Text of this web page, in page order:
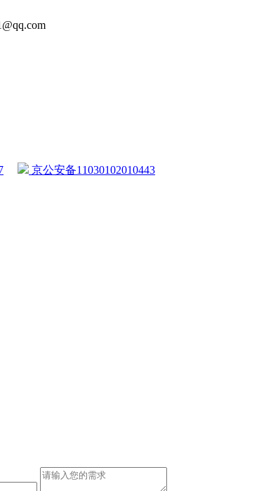
京公安备11030102010443